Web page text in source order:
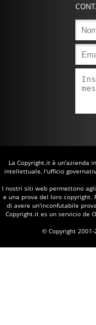
La Copyright.it è un'azienda
intellettuale, l'ufficio
I nostri siti web permettono
e una prova del loro copyright.
di avere un'inconfutabile
Copyright.it es un servicio de
© Copyright 2001-